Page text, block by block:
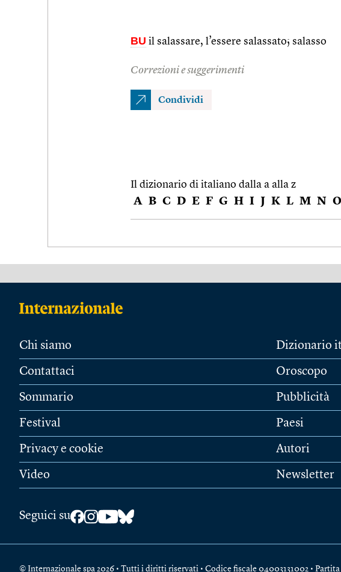
BU il salassare, l’essere salassato; salasso
Correzioni e suggerimenti
Condividi
Il dizionario di italiano dalla a alla z
A B C D E F G H I J K L M N O
Chi siamo
Contattaci
Sommario
Festival
Privacy e cookie
Video
Dizionario
Oroscopo
Pubblicità
Paesi
Autori
Newsletter
Seguici su
© Internazionale spa 2026 • Tutti i diritti riservati • Codice fiscale 04003131002 •